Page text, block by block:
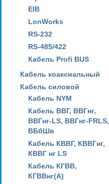
EIB
LonWorks
RS-232
RS-485/422
Кабель Profi BUS
Кабель коаксиальный
Кабель силовой
Кабель NYM
Кабель ВВГ, ВВГнг,
ВВГнг-LS, ВВГнг-FRLS,
ВБбШв
Кабель КВВГ, КВВГнг,
КВВГ нг LS
Кабель КГВВ,
КГВВнг(А)